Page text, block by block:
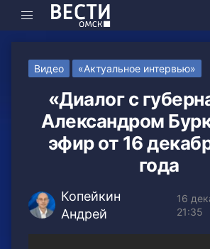
Видео «Актуальное интервью»
«Диалог с
Александром
эфир от 16
года
Копейкин
Андрей
16
21:35